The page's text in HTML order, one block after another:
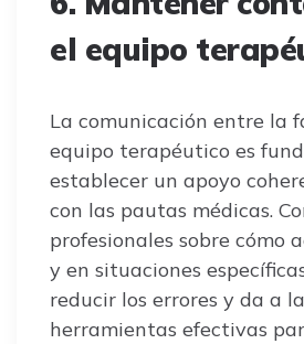
el equipo
La comunicación entre la
equipo terapéutico es
establecer un apoyo
con las pautas médicas.
profesionales sobre cómo
y en situaciones
reducir los errores y da a
herramientas efectivas